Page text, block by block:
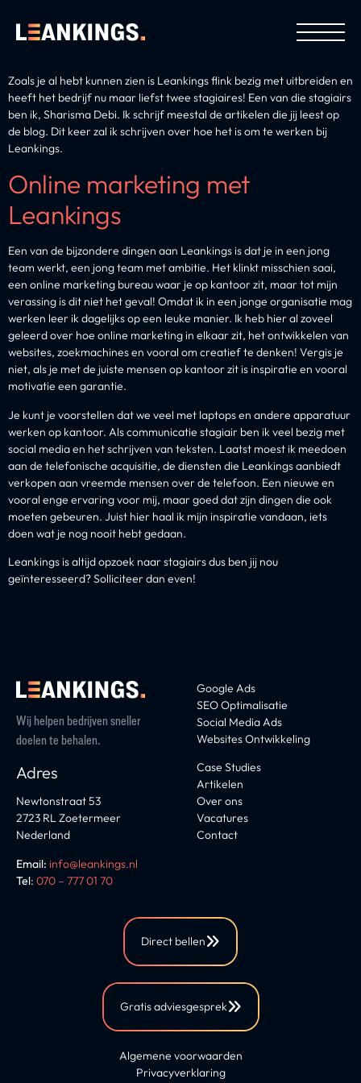
Zoals je al hebt kunnen zien is Leankings flink bezig met uitbreiden en
heeft het bedrijf nu maar liefst twee stagiaires! Een van die stagiairs
ben ik, Sharisma Debi. Ik schrijf meestal de artikelen die jij leest op
de blog. Dit keer zal ik schrijven over hoe het is om te werken bij
Leankings.
Online marketing met
Leankings
Een van de bijzondere dingen aan Leankings is dat je in een jong
team werkt, een jong team met ambitie. Het klinkt misschien saai,
een online marketing bureau waar je op kantoor zit, maar tot mijn
verassing is dit niet het geval! Omdat ik in een jonge organisatie mag
werken leer ik dagelijks op een leuke manier. Ik heb hier al zoveel
geleerd over hoe online marketing in elkaar zit, het ontwikkelen van
websites, zoekmachines en vooral om creatief te denken! Vergis je
niet, als je met de juiste mensen op kantoor zit is inspiratie en vooral
motivatie een garantie.
Je kunt je voorstellen dat we veel met laptops en andere apparatuur
werken op kantoor. Als communicatie stagiair ben ik veel bezig met
social media en het schrijven van teksten. Laatst moest ik meedoen
aan de telefonische acquisitie, de diensten die Leankings aanbiedt
verkopen aan vreemde mensen over de telefoon. Een nieuwe en
vooral enge ervaring voor mij, maar goed dat zijn dingen die ook
moeten gebeuren. Juist hier haal ik mijn inspiratie vandaan, iets
doen wat je nog nooit hebt gedaan.
Leankings is altijd opzoek naar stagiairs dus ben jij nou
geïnteresseerd? Solliciteer dan even!
Wij helpen bedrijven sneller
doelen te behalen.
Adres
Newtonstraat 53
2723 RL Zoetermeer
Nederland
Email: info@leankings.nl
Tel: 070 – 777 01 70
Google Ads
SEO Optimalisatie
Social Media Ads
Websites Ontwikkeling
Case Studies
Artikelen
Over ons
Vacatures
Contact
Direct bellen
Gratis adviesgesprek
Algemene voorwaarden
Privacyverklaring